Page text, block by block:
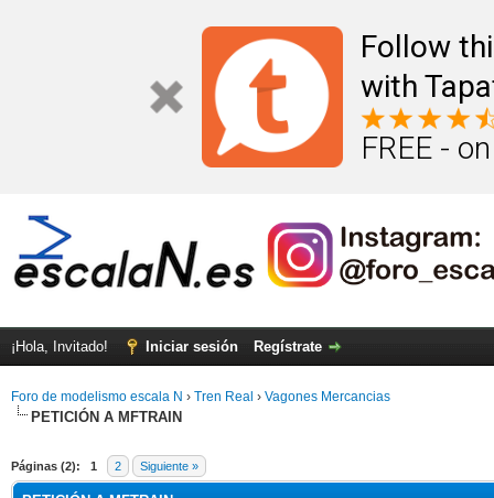
Follow
with
FREE -
¡Hola, Invitado! Iniciar sesión Regístrate
Foro de modelismo escala N › Tren Real › Vagones Mercancias
PETICIÓN A MFTRAIN
Páginas (2): 1 2 Siguiente »